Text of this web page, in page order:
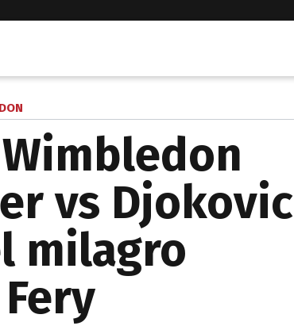
vs Djokovic
milagro